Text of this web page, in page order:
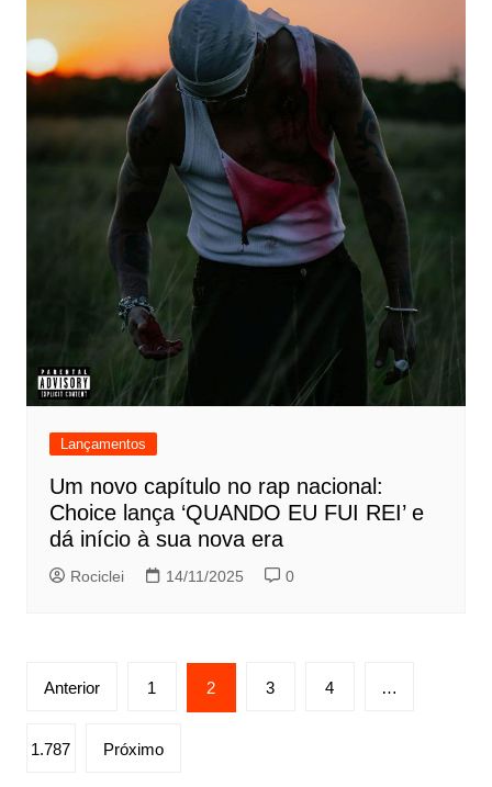
Lançamentos
Um novo capítulo no rap nacional:
Choice lança ‘QUANDO EU FUI REI’ e
dá início à sua nova era
Rociclei 14/11/2025 0
Paginação
posts
Anterior 1 2 3 4 …
1.787 Próximo